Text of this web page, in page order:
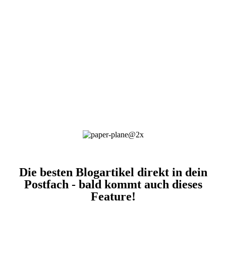
Die besten Blogartikel direkt in dein
Postfach - bald kommt auch dieses
Feature!